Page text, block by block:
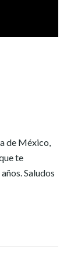
de México,
te
Saludos